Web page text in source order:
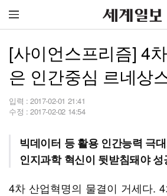
[사이언스프리즘] 4
은 인간중심 르네상
입력 : 2017-02-01 21:41
수정 : 2017-02-02 14:54
빅데이터 등 활용 인간능력 극
인지과학 혁신이 뒷받침돼야 성
4차 산업혁명의 물결이 거세다.